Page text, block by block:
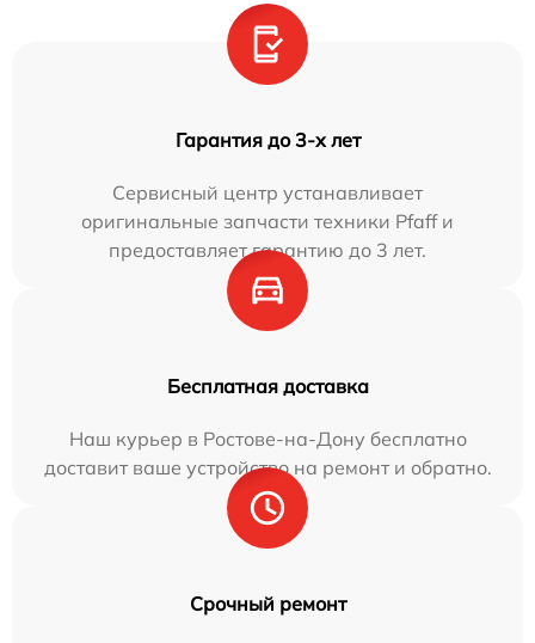
Гарантия до 3-х лет
Сервисный центр устанавливает
оригинальные запчасти техники Pfaff и
предоставляет гарантию до 3 лет.
Бесплатная доставка
Наш курьер в Ростове-на-Дону бесплатно
доставит ваше устройство на ремонт и обратно.
Срочный ремонт